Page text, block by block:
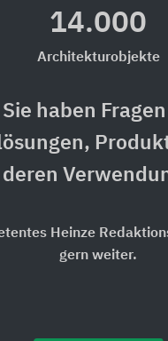
14.000
Architekturobjekte
Sie haben
deren
Heinze
gern weiter.